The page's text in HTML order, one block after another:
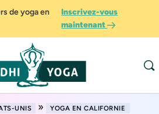
de yoga en
Inscrivez-vous
maintenant
UNIS » YOGA EN CALIFORNIE